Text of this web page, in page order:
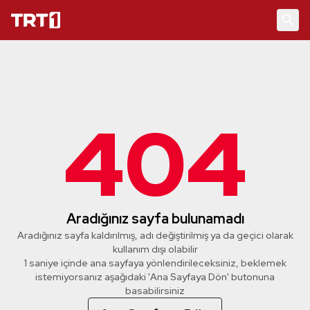
404
Aradığınız sayfa bulunamadı
Aradığınız sayfa kaldırılmış, adı değiştirilmiş ya da geçici olarak
kullanım dışı olabilir
1 saniye içinde ana sayfaya yönlendirileceksiniz, beklemek
istemiyorsanız aşağıdaki 'Ana Sayfaya Dön' butonuna
basabilirsiniz